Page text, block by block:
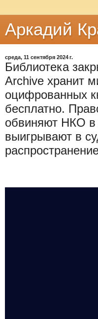
Аркадий
среда, 11 сентября 2024 г.
Библиотека
Archive хранит
оцифрованных
бесплатно.
обвиняют НКО в
выигрывают в